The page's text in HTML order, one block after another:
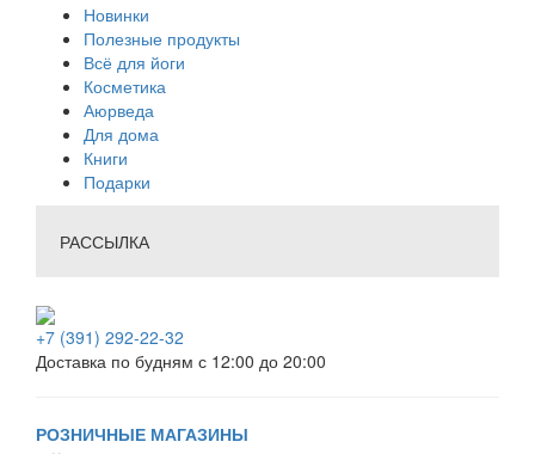
Новинки
Полезные продукты
Всё для йоги
Косметика
Аюрведа
Для дома
Книги
Подарки
РАССЫЛКА
+7 (391) 292-22-32
Доставка по будням с 12:00 до 20:00
РОЗНИЧНЫЕ МАГАЗИНЫ